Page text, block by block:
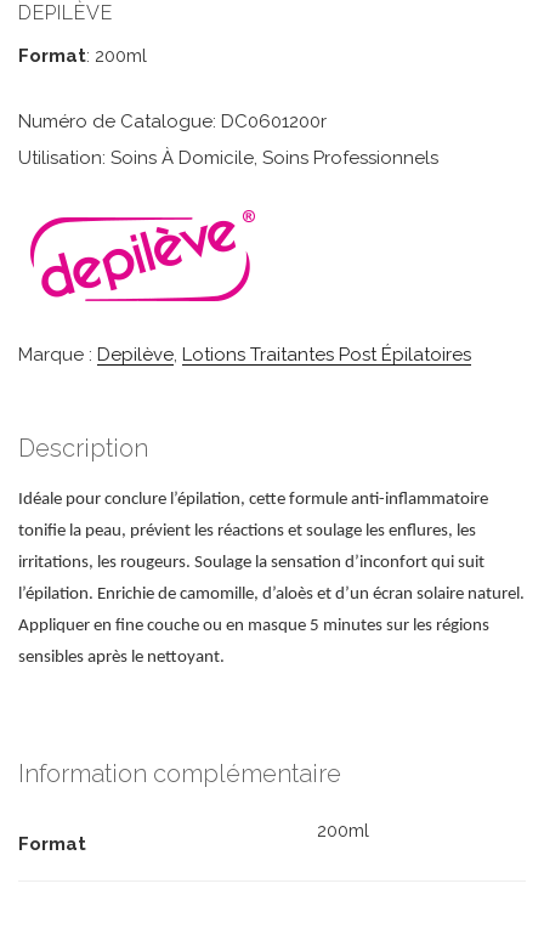
DEPILÈVE
Format: 200ml
Numéro de Catalogue: DC0601200r
Utilisation: Soins À Domicile, Soins Professionnels
Marque : Depilève, Lotions Traitantes Post Épilatoires
Description
Idéale pour conclure l’épilation, cette formule anti-inflammatoire
tonifie la peau, prévient les réactions et soulage les enflures, les
irritations, les rougeurs. Soulage la sensation d’inconfort qui suit
l’épilation. Enrichie de camomille, d’aloès et d’un écran solaire naturel.
Appliquer en fine couche ou en masque 5 minutes sur les régions
sensibles après le nettoyant.
Information complémentaire
Format
200ml